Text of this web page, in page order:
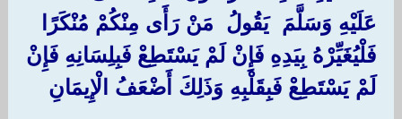
عَلَيْهِ وَسَلَّمَ ‏ ‏يَقُولُ ‏ ‏مَنْ رَأَى مِنْكُمْ مُنْكَرًا
فَلْيُغَيِّرْهُ بِيَدِهِ فَإِنْ لَمْ يَسْتَطِعْ فَبِلِسَانِهِ فَإِنْ
لَمْ يَسْتَطِعْ فَبِقَلْبِهِ وَذَلِكَ أَضْعَفُ الْإِيمَانِ ‏